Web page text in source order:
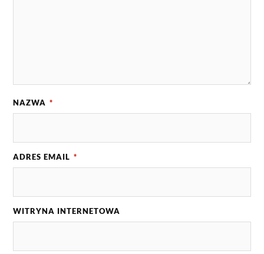
NAZWA *
ADRES EMAIL *
WITRYNA INTERNETOWA